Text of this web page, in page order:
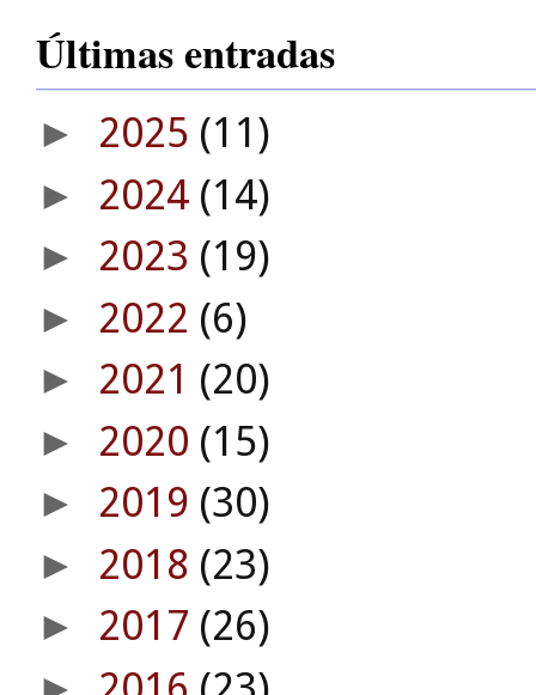
Últimas entradas
► 2025 (11)
► 2024 (14)
► 2023 (19)
► 2022 (6)
► 2021 (20)
► 2020 (15)
► 2019 (30)
► 2018 (23)
► 2017 (26)